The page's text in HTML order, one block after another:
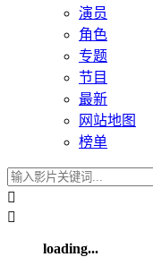
演员
角色
专题
节目
最新
网站地图
榜单


loading...